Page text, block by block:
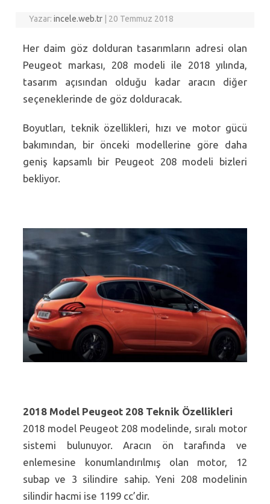
Yazar:incele.web.tr 20 Temmuz 2018
Her daim göz dolduran tasarımların adresi olan
Peugeot markası, 208 modeli ile 2018 yılında,
tasarım açısından olduğu kadar aracın diğer
seçeneklerinde de göz dolduracak.
Boyutları, teknik özellikleri, hızı ve motor gücü
bakımından, bir önceki modellerine göre daha
geniş kapsamlı bir Peugeot 208 modeli bizleri
bekliyor.
2018 Model Peugeot 208 Teknik Özellikleri
2018 model Peugeot 208 modelinde, sıralı motor
sistemi bulunuyor. Aracın ön tarafında ve
enlemesine konumlandırılmış olan motor, 12
subap ve 3 silindire sahip. Yeni 208 modelinin
silindir hacmi ise 1199 cc’dir.